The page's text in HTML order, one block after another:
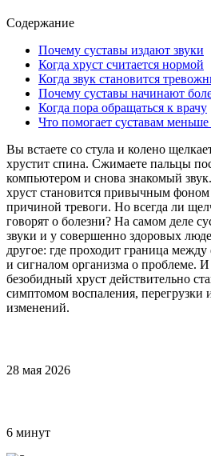
Содержание
Почему суставы издают звуки
Когда хруст считается нормой
Когда звук становится
Почему суставы начинают
Когда пора обращаться к врачу
Что помогает суставам
Вы встаете со стула и колено
хрустит спина. Сжимаете пальцы
компьютером и снова знакомый
хруст становится привычным
причиной тревоги. Но всегда ли
говорят о болезни? На самом деле
звуки и у совершенно здоровых
другое: где проходит граница
и сигналом организма о проблеме.
безобидный хруст действительно
симптомом воспаления, перегрузки
изменений.
28 мая 2026
6 минут